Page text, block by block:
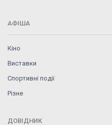
АФІША
Кіно
Виставки
Спортивні події
Різне
ДОВІДНИК